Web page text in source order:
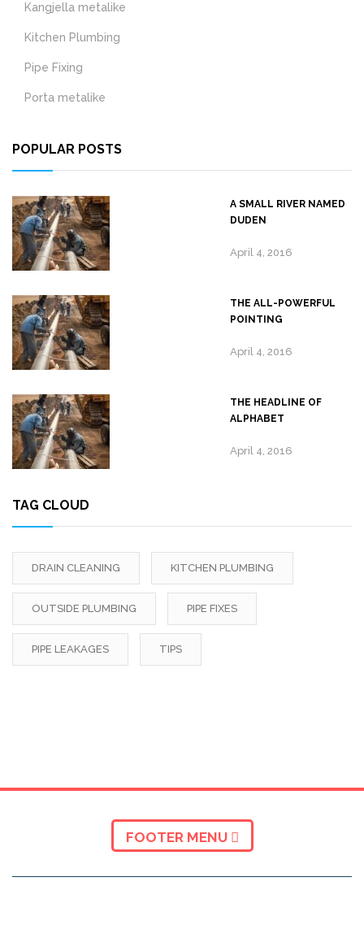
Kangjella metalike
Kitchen Plumbing
Pipe Fixing
Porta metalike
POPULAR POSTS
A SMALL RIVER NAMED
DUDEN
April 4, 2016
THE ALL-POWERFUL
POINTING
April 4, 2016
THE HEADLINE OF
ALPHABET
April 4, 2016
TAG CLOUD
DRAIN CLEANING KITCHEN PLUMBING
OUTSIDE PLUMBING PIPE FIXES
PIPE LEAKAGES TIPS
FOOTER MENU